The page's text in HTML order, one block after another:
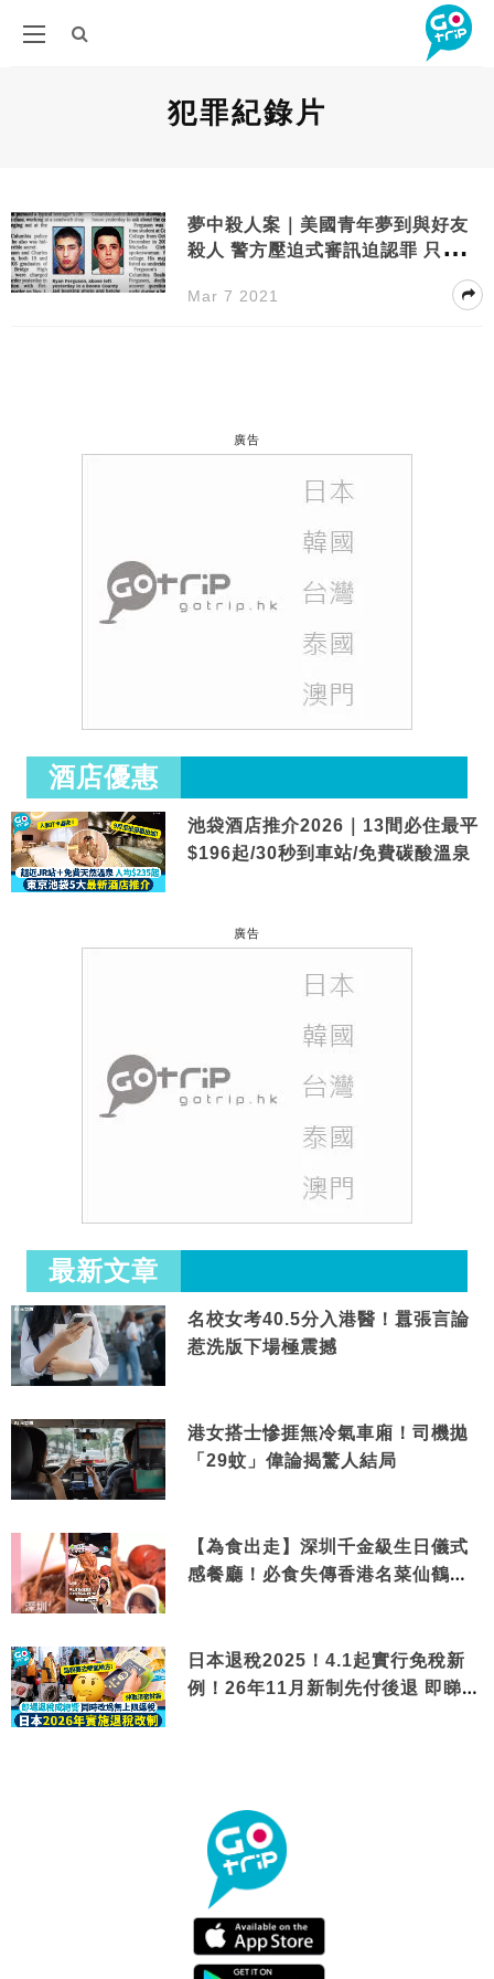
犯罪紀錄片
夢中殺人案｜美國青年夢到與好友
殺人 警方壓迫式審訊迫認罪 只有一
Mar 7 2021
廣告
酒店優惠
池袋酒店推介2026｜13間必住最平
$196起/30秒到車站/免費碳酸溫泉
廣告
最新文章
名校女考40.5分入港醫！囂張言論
惹洗版下場極震撼
港女搭士慘捱無冷氣車廂！司機拋
「29蚊」偉論揭驚人結局
【為食出走】深圳千金級生日儀式
感餐廳！必食失傳香港名菜仙鶴神
日本退稅2025！4.1起實行免稅新
例！26年11月新制先付後退 即睇步